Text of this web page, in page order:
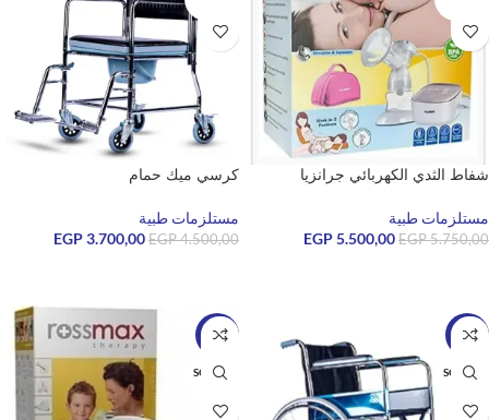
شفاط الثدي الكهربائي جرانزيا
مستلزمات طبية
EGP5.750,00
EGP5.500,00
كرسي ميك حمام
مستلزمات طبية
EGP4.500,00
EGP3.700,00
-16%
SOLD O
-24%
SOLD O